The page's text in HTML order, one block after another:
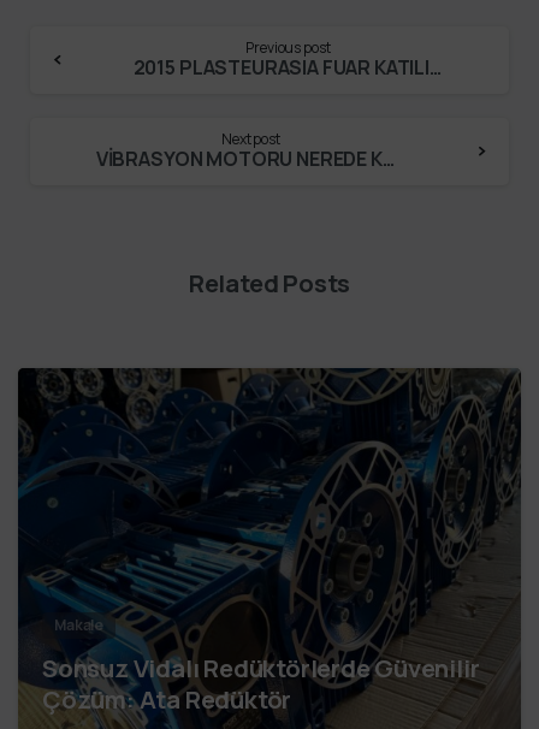
Previous post
2015 PLASTEURASIA FUAR KATILIMI
Next post
VİBRASYON MOTORU NEREDE KULLANILIR?
Related Posts
Makale
Sonsuz Vidalı Redüktörlerde Güvenilir
Çözüm: Ata Redüktör